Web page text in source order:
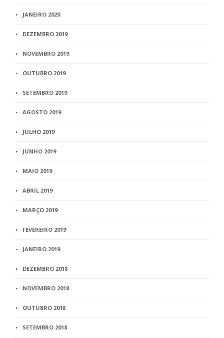
JANEIRO 2020
DEZEMBRO 2019
NOVEMBRO 2019
OUTUBRO 2019
SETEMBRO 2019
AGOSTO 2019
JULHO 2019
JUNHO 2019
MAIO 2019
ABRIL 2019
MARÇO 2019
FEVEREIRO 2019
JANEIRO 2019
DEZEMBRO 2018
NOVEMBRO 2018
OUTUBRO 2018
SETEMBRO 2018